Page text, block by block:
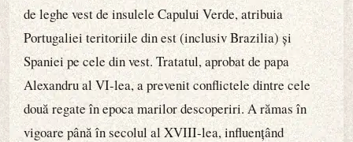
de leghe vest de insulele Capului Verde, atribuia
Portugaliei teritoriile din est (inclusiv Brazilia) și
Spaniei pe cele din vest. Tratatul, aprobat de papa
Alexandru al VI-lea, a prevenit conflictele dintre cele
două regate în epoca marilor descoperiri. A rămas în
vigoare până în secolul al XVIII-lea, influențând